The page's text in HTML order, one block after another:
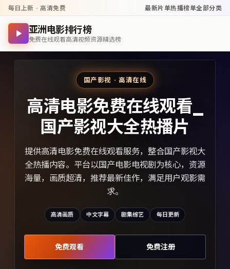
每日上新 · 高清免费 最新片单热播榜单全部分类
亚洲电影排行榜
免费在线观看高清视频资源精选榜
国产影视 · 高清在线
高清电影免费在线观看_
国产影视大全热播片
提供高清电影免费在线观看服务，整合国产影视大
全热播内容。平台以国产电影电视剧为核心，资源
海量，画质超清，推荐最新佳作，满足用户观影需
求。
高清画质 中文字幕 剧集综艺 每日更新
免费观看 免费注册